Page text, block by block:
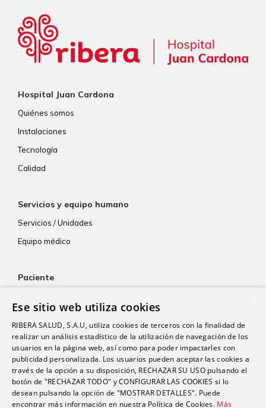
Hospital Juan Cardona
Quiénes somos
Instalaciones
Tecnología
Calidad
Servicios y equipo humano
Servicios / Unidades
Equipo médico
Paciente
Aseguradoras
Resultados de laboratorio
Consentimiento informado
Paciente internacional
Actualidad
Ese sitio web utiliza cookies
RIBERA SALUD, S.A.U, utiliza cookies de terceros con la finalidad de
realizar un análisis estadístico de la utilización de navegación de los
usuarios en la página web, así como para poder impactarles con
publicidad personalizada. Los usuarios pueden aceptar las cookies a
través de la opción a su disposición, RECHAZAR SU USO pulsando el
botón de "RECHAZAR TODO" y CONFIGURAR LAS COOKIES si lo
desean pulsando la opción de "MOSTRAR DETALLES". Puede
encontrar más información en nuestra Política de Cookies. Más